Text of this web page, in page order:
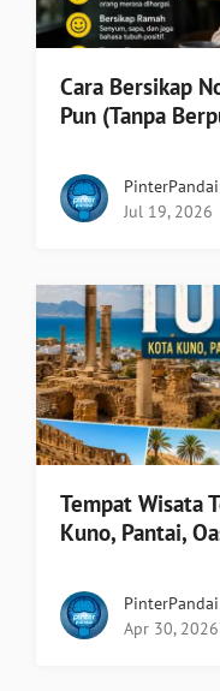
Cara Bersikap
Pun (Tanpa
PinterPandai
Jul 19, 2026
Tempat Wisata
Kuno, Pantai,
PinterPandai
Apr 30, 2026